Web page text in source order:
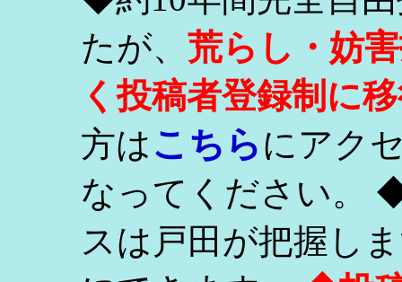
たが、 荒らし・妨
く投稿者登録制に
方はこちらにアク
なってください。
スは戸田が把握し